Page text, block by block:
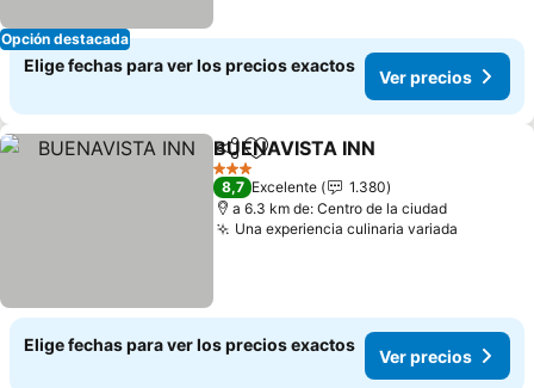
Opción destacada
Elige fechas para ver los precios exactos
Ver precios
CompartirAgregar a favoritos
BUENAVISTA INN
3 Estrellas
8,7 Excelente
1.380
a 6.3 km de: Centro de la ciudad
Una experiencia culinaria variada
Elige fechas para ver los precios exactos
Ver precios